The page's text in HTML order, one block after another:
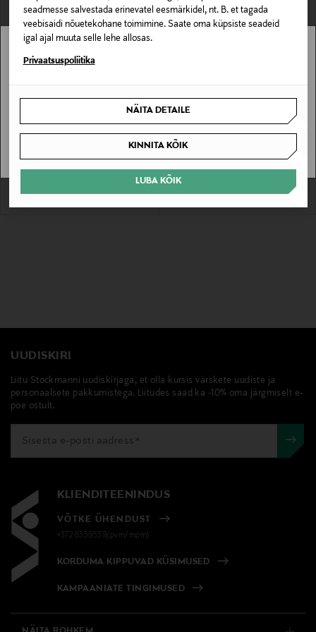
seadmesse salvestada erinevatel eesmärkidel, nt. B. et tagada
veebisaidi nõuetekohane toimimine. Saate oma küpsiste seadeid
igal ajal muuta selle lehe allosas.
Privaatsuspoliitika
NÄITA DETAILE
KINNITA KÕIK
LUBA KÕIK
89,40 €
Tossud Bridge Golf
89,40 €
UUDISKIRI
Liitu Stockmanni uudiskirjaga, et olla kursis värskete uudiste ja
personaalsete pakkumistega. Liitudes saad ka -10% oma järgmiselt e-
poe ostult.
KLIENDITEENINDUS
VÕTKE ÜHENDUST
+372 6339539(pvm/mpm)
KORDUMA KIPPUVAD KÜSIMUSED
KAMPAANIATE TINGIMUSED
Stockmann pole Sinu riigis saadaval.
SAAN ARU